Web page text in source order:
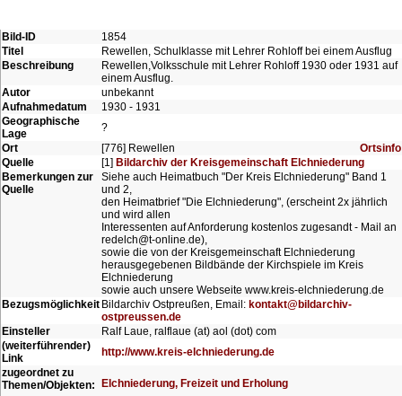
Bild-ID
1854
Titel
Rewellen, Schulklasse mit Lehrer Rohloff bei einem Ausflug
Beschreibung
Rewellen,Volksschule mit Lehrer Rohloff 1930 oder 1931 auf
einem Ausflug.
Autor
unbekannt
Aufnahmedatum
1930 - 1931
Geographische
Lage
?
Ort
[776] Rewellen
Ortsinfo
Quelle
[1] Bildarchiv der Kreisgemeinschaft Elchniederung
Bemerkungen zur
Quelle
Siehe auch Heimatbuch "Der Kreis Elchniederung" Band 1
und 2,
den Heimatbrief "Die Elchniederung", (erscheint 2x jährlich
und wird allen
Interessenten auf Anforderung kostenlos zugesandt - Mail an
redelch@t-online.de),
sowie die von der Kreisgemeinschaft Elchniederung
herausgegebenen Bildbände der Kirchspiele im Kreis
Elchniederung
sowie auch unsere Webseite www.kreis-elchniederung.de
Bezugsmöglichkeit Bildarchiv Ostpreußen, Email: kontakt@bildarchiv-
ostpreussen.de
Einsteller
Ralf Laue, ralflaue (at) aol (dot) com
(weiterführender)
Link
http://www.kreis-elchniederung.de
zugeordnet zu
Themen/Objekten:
Elchniederung, Freizeit und Erholung